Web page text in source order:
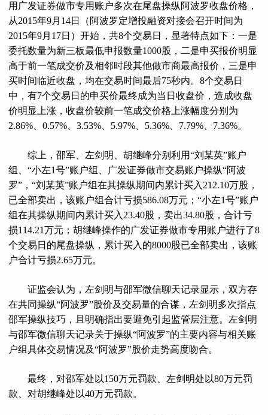
用广发证券做市专用账户多次在尾盘操纵阿波罗收盘价格，
从2015年9月14日（阿波罗定增投融资对接会召开时间为
2015年9月17日）开始，共8个交易日，显著特点如下：一是
委托数量为新三板最低申报数量1000股，二是申买报价明显
高于前一笔成交价及相邻时段其他做市商最高报价，三是申
买时间临近收盘，均在交易时间最后75秒内。8个交易日
中，有7个交易日的申买价最终成为当日收盘价，造成收盘
价明显上涨，收盘价较前一笔成交价格上涨幅度分别为
2.86%、0.57%、3.53%、5.97%、5.36%、7.79%、7.36%。
综上，邵军、左剑明、胡继峰分别利用“刘某英”账户
组、“小左1号”账户组、广发证券做市交易账户操纵“阿波
罗”，“刘某英”账户组在其操纵期间内累计买入212.10万股，
已全部卖出，该账户组合计亏损586.08万元；“小左1号”账户
组在其操纵期间内累计买入23.40股，卖出34.80股，合计亏
损114.21万元；胡继峰操作的广发证券做市专用账户进行了8
个交易日的尾盘操纵，累计买入的8000股已全部卖出，该账
户合计亏损2.65万元。
证监会认为，左剑明与邵军微信聊天记录显示，双方存
在共同操纵“阿波罗”股价及交易量的合谋，左剑明多次指点
邵军操纵技巧，且明确指出要避免引起监管层注意。左剑明
与邵军微信聊天记录关于操纵“阿波罗”的主要内容与相关账
户组具体交易情况及“阿波罗”股价走势高度吻合。
最终，对邵军处以150万元罚款、左剑明处以80万元罚
款、对胡继峰处以40万元罚款。